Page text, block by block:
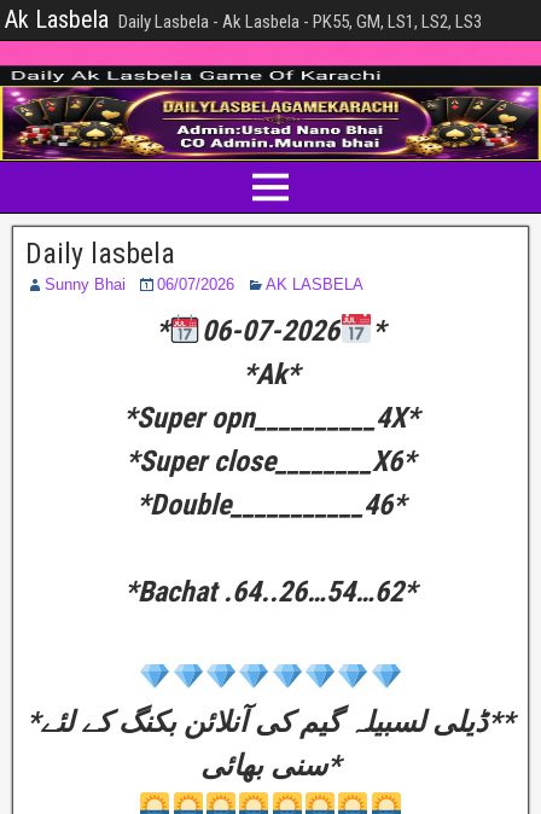
Ak Lasbela Daily Lasbela - Ak Lasbela - PK55, GM, LS1, LS2, LS3
Daily lasbela
Sunny Bhai 06/07/2026 AK LASBELA
* 06-07-2026
*
*Ak*
*Super opn__________4X*
*Super close________X6*
*Double___________46*
*Bachat .64..26…54…62*
*ڈیلی لسبیلہ گیم کی آنلائن بکنگ کے لئے**
سنی بھائی*